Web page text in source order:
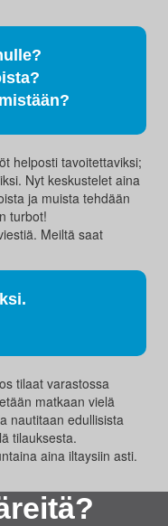
helposti tavoitettaviksi;
Nyt keskustelet aina
ja muista tehdään
turbot!
Meiltä saat
tilaat varastossa
matkaan vielä
nautitaan edullisista
tilauksesta.
aina iltaysiin asti.